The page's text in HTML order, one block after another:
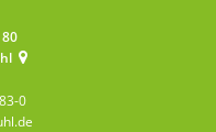
0